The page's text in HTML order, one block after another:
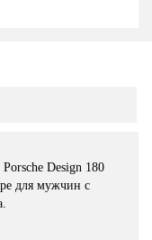
Design 180
для мужчин с